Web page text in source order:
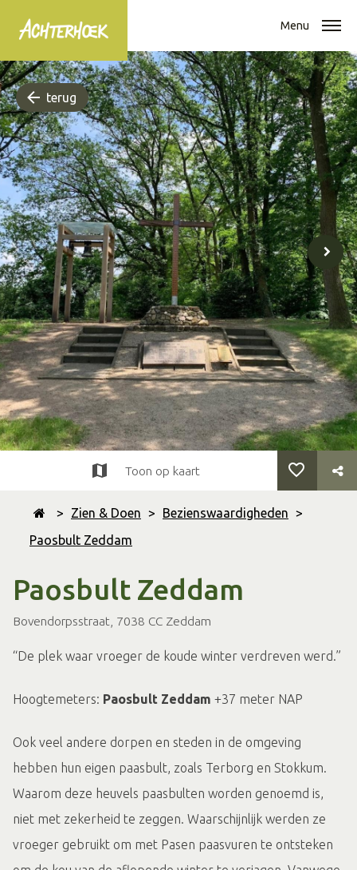
Menu
terug
> Zien & Doen > Bezienswaardigheden >
Paosbult Zeddam
Paosbult Zeddam
Bovendorpsstraat, 7038 CC Zeddam
Toon op kaart
De plek waar vroeger de koude winter verdreven werd.
Hoogtemeters: Paosbult Zeddam +37 meter NAP
Ook veel andere dorpen en steden in de omgeving
hebben hun eigen paasbult, zoals Terborg en Stokkum.
Waarom deze heuvels paasbulten worden genoemd is,
niet met zekerheid te zeggen. Waarschijnlijk werden ze
vroeger gebruikt om met Pasen paasvuren te ontsteken